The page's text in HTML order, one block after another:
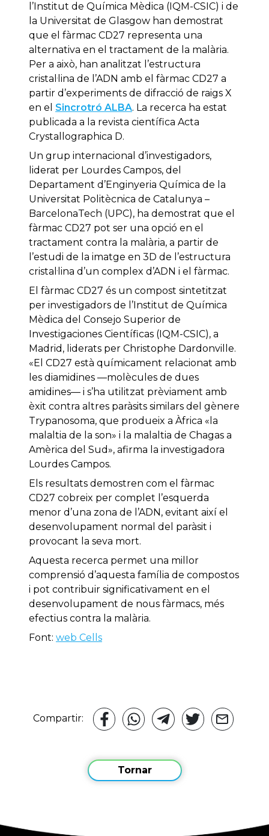
l’Institut de Química Mèdica (IQM-CSIC) i de
la Universitat de Glasgow han demostrat
que el fàrmac CD27 representa una
alternativa en el tractament de la malària.
Per a això, han analitzat l’estructura
cristal·lina de l’ADN amb el fàrmac CD27 a
partir d’experiments de difracció de raigs X
en el Sincrotró ALBA. La recerca ha estat
publicada a la revista científica Acta
Crystallographica D.
Un grup internacional d’investigadors,
liderat per Lourdes Campos, del
Departament d’Enginyeria Química de la
Universitat Politècnica de Catalunya –
BarcelonaTech (UPC), ha demostrat que el
fàrmac CD27 pot ser una opció en el
tractament contra la malària, a partir de
l’estudi de la imatge en 3D de l’estructura
cristal·lina d’un complex d’ADN i el fàrmac.
El fàrmac CD27 és un compost sintetitzat
per investigadors de l’Institut de Química
Mèdica del Consejo Superior de
Investigaciones Científicas (IQM-CSIC), a
Madrid, liderats per Christophe Dardonville.
«El CD27 està químicament relacionat amb
les diamidines —molècules de dues
amidines— i s’ha utilitzat prèviament amb
èxit contra altres paràsits similars del gènere
Trypanosoma, que produeix a Àfrica «la
malaltia de la son» i la malaltia de Chagas a
Amèrica del Sud», afirma la investigadora
Lourdes Campos.
Els resultats demostren com el fàrmac
CD27 cobreix per complet l’esquerda
menor d’una zona de l’ADN, evitant així el
desenvolupament normal del paràsit i
provocant la seva mort.
Aquesta recerca permet una millor
comprensió d’aquesta família de compostos
i pot contribuir significativament en el
desenvolupament de nous fàrmacs, més
efectius contra la malària.
Font: web Cells
Compartir:
Tornar